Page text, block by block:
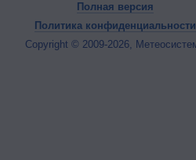
Полная версия
Политика конфиденциальности
Copyright © 2009-2026,